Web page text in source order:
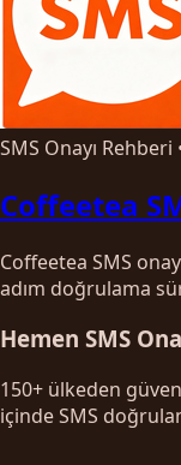
SMS Onayı Rehberi
Coffeetea
Coffeetea SMS
adım doğrulama
Hemen SMS
150+ ülkeden
içinde SMS